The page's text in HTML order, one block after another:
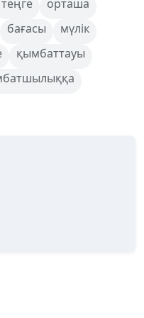
теңге
орташа
бағасы
мүлік
қымбаттауы